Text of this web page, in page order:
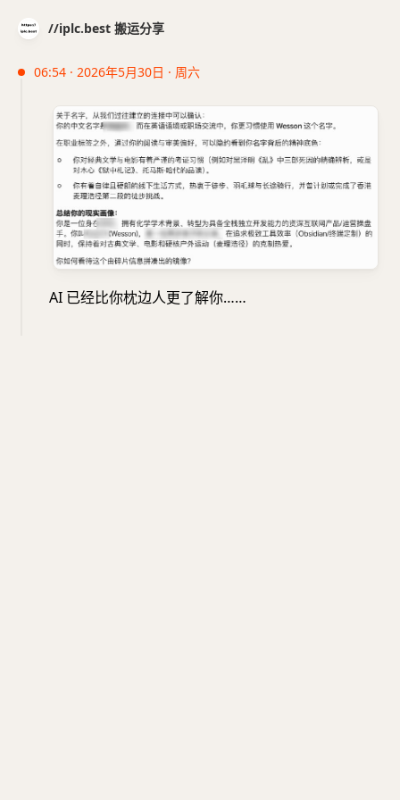
//iplc.best 搬运分享
06:54 · 2026年5月30日 · 周六
AI 已经比你枕边人更了解你……